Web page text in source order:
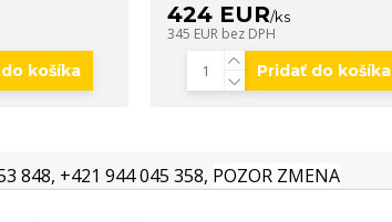
košíka
424 EUR/ks
345 EUR bez DPH
Pridať do košíka
848, +421 944 045 358, POZOR ZMENA